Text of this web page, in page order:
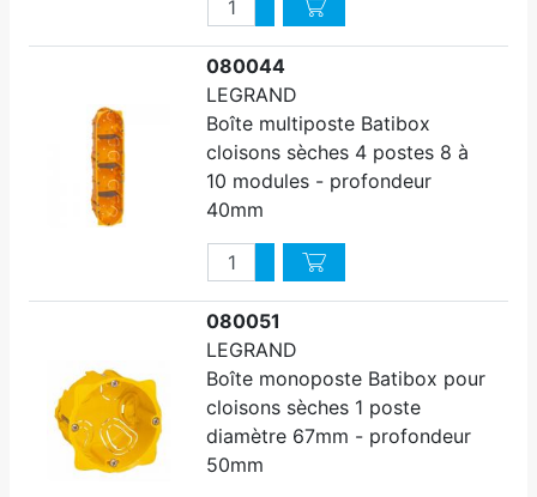
Augmenter quantité
Diminuer quantité
080044
LEGRAND
Boîte multiposte Batibox
cloisons sèches 4 postes 8 à
10 modules - profondeur
40mm
QuantitéAugmenter quantité
Diminuer quantité
080051
LEGRAND
Boîte monoposte Batibox pour
cloisons sèches 1 poste
diamètre 67mm - profondeur
50mm